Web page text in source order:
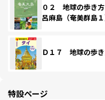
０２ 地球の歩
呂麻島（奄美群島
Ｄ１７ 地球の歩
特設ページ